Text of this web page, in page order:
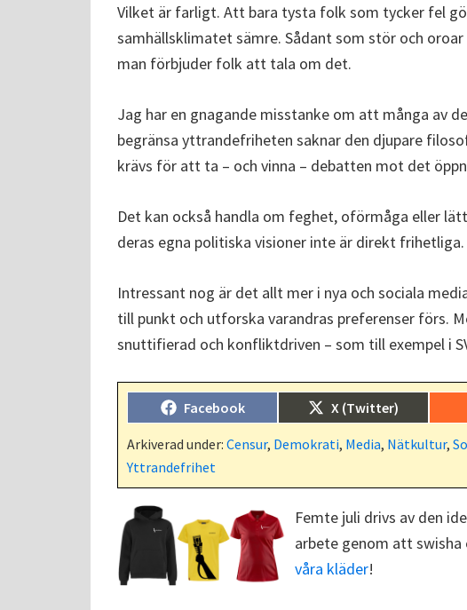
Vilket är farligt. Att bara tysta folk som tycker fel
samhällsklimatet sämre. Sådant som stör och
man förbjuder folk att tala om det.
Jag har en gnagande misstanke om att många av
begränsa yttrandefriheten saknar den djupare
krävs för att ta – och vinna – debatten mot det
Det kan också handla om feghet, oförmåga eller
deras egna politiska visioner inte är direkt frihetliga.
Intressant nog är det allt mer i nya och sociala
till punkt och utforska varandras preferenser förs.
snuttifierad och konfliktdriven – som till exempel i
Dela
på
Facebook
Dela
på
X (Twitter)
Arkiverad under: Censur, Demokrati, Media, Nätkultur,
Yttrandefrihet
Femte juli drivs av den
arbete genom att swisha
våra kläder!